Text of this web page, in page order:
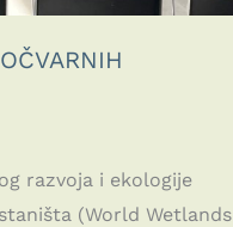
razvoja i ekologije
(World Wetlands